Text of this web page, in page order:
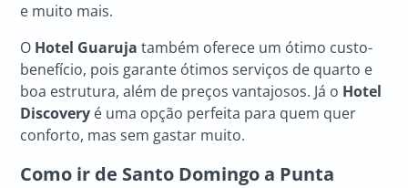
e muito mais.
O Hotel Guaruja também oferece um ótimo custo-
benefício, pois garante ótimos serviços de quarto e
boa estrutura, além de preços vantajosos. Já o Hotel
Discovery é uma opção perfeita para quem quer
conforto, mas sem gastar muito.
Como ir de Santo Domingo a Punta